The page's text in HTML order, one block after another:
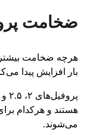
ضخامت
هرچه ضخامت
بار افزایش پیدا
هستند و هرکدام
می‌شوند.